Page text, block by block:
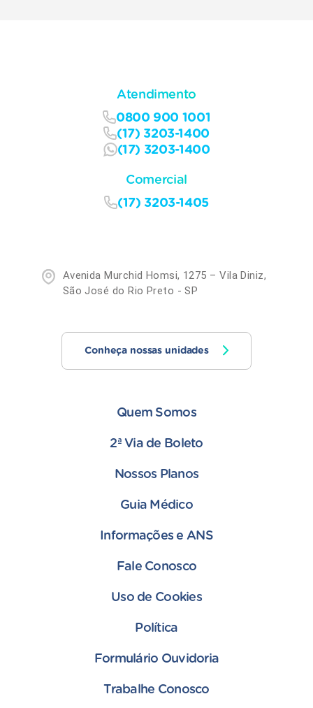
Atendimento
0800 900 1001
(17) 3203-1400
(17) 3203-1400
Comercial
(17) 3203-1405
Avenida Murchid Homsi, 1275 – Vila Diniz,
São José do Rio Preto - SP
Conheça nossas unidades
Quem Somos
2ª Via de Boleto
Nossos Planos
Guia Médico
Informações e ANS
Fale Conosco
Uso de Cookies
Política
Formulário Ouvidoria
Trabalhe Conosco